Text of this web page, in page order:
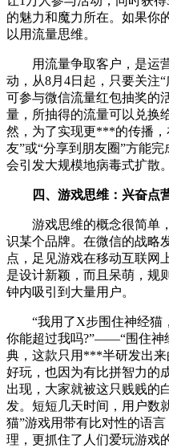
的魅力和魔力所在。如果你
以用流量思维。
用流量争取客户，是运营
动，从8月4日起，只要关注
可参与微信流量红包抽奖的
量，所抽得的流量可以兑换
然，为了实现更***的传播
友”或“分享到朋友圈”方能
会引发大规模地病毒式扩散。
四、游戏思维：兴奋点
游戏思维的概念很简单，
识某个品牌。在微信的战略
点，足见游戏在移动互联网
是设计新颖，而且呆萌，规
钟内吸引到大量用户。
“我用了X步围住神经猫
你能超过我吗?”——“围住神
典，这款只用***半研发出
好玩，也因为有比拼智力的
出现，大家就被这只贱贱的
发。短短几天时间，用户数
猫”游戏用带有比对性的语
理，更抓住了人们爱玩游戏